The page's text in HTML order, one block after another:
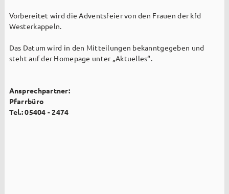
Vorbereitet wird die Adventsfeier von den Frauen der kfd
Westerkappeln.
Das Datum wird in den Mitteilungen bekanntgegeben und
steht auf der Homepage unter „Aktuelles“.
Ansprechpartner:
Pfarrbüro
Tel.: 05404 - 2474